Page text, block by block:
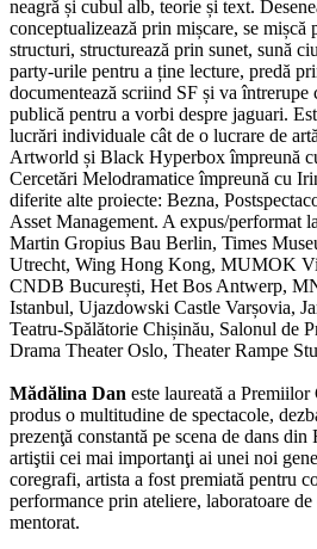
neagră și cubul alb, teorie și text.
conceptualizează prin mișcare, se mișcă
structuri, structurează prin sunet, sună
party-urile pentru a ține lecture, predă
documentează scriind SF și va
publică pentru a vorbi despre jaguari.
lucrări individuale cât de o lucrare de
Artworld și Black Hyperbox împreună
Cercetări Melodramatice împreună cu
diferite alte proiecte: Bezna,
Asset Management. A expus/performat
Martin Gropius Bau Berlin, Times
Utrecht, Wing Hong Kong, MUMOK
CNDB București, Het Bos Antwerp,
Istanbul, Ujazdowski Castle Varșovia,
Teatru-Spălătorie Chișinău, Salonul de
Drama Theater Oslo, Theater Rampe
Mădălina Dan este laureată a
produs o multitudine de spectacole,
prezenţă constantă pe scena de dans
artiştii cei mai importanţi ai unei noi
coregrafi, artista a fost premiată pentru
performance prin ateliere, laboratoare
mentorat.